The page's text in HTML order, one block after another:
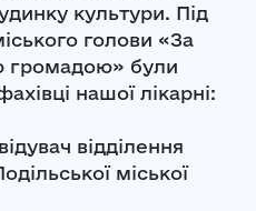
культури. Під
голови «За
громадою» були
нашої лікарні:
відділення
міської